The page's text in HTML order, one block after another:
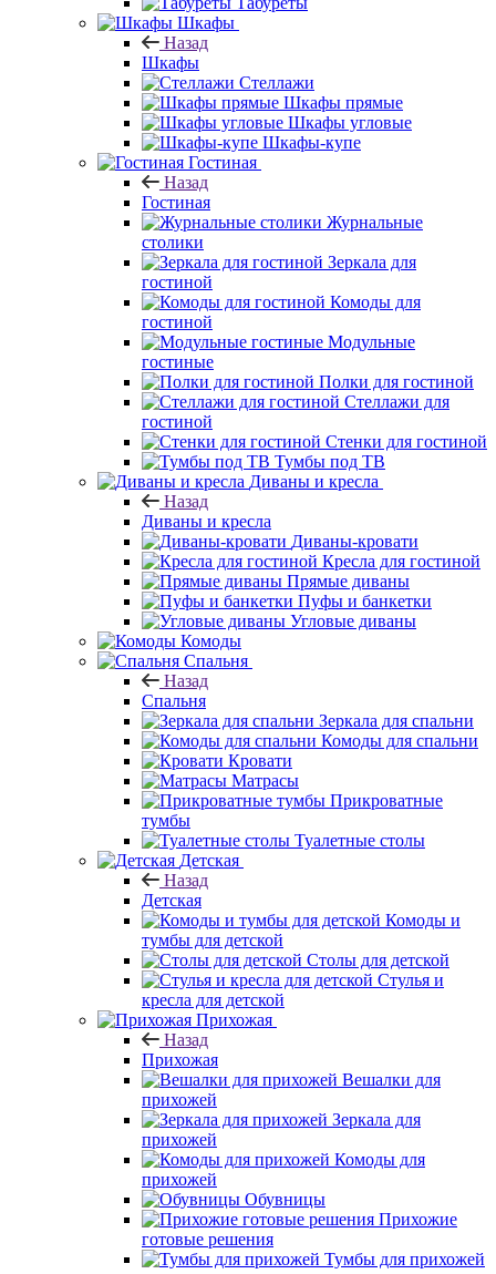
Шкафы
Назад
Шкафы
Стеллажи
Шкафы прямые
Шкафы угловые
Шкафы-купе
Гостиная
Назад
Гостиная
Журнальные
столики
Зеркала для
гостиной
Комоды для
гостиной
Модульные
гостиные
Полки для гостиной
Стеллажи для
гостиной
Стенки для гостиной
Тумбы под ТВ
Диваны и кресла
Назад
Диваны и кресла
Диваны-кровати
Кресла для гостиной
Прямые диваны
Пуфы и банкетки
Угловые диваны
Комоды
Спальня
Назад
Спальня
Зеркала для спальни
Комоды для спальни
Кровати
Матрасы
Прикроватные
тумбы
Туалетные столы
Детская
Назад
Детская
Комоды и
тумбы для детской
Столы для детской
Стулья и
кресла для детской
Прихожая
Назад
Прихожая
Вешалки для
прихожей
Зеркала для
прихожей
Комоды для
прихожей
Обувницы
Прихожие
готовые решения
Тумбы для прихожей